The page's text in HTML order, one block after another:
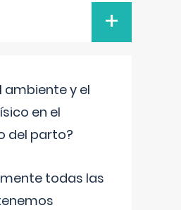
+
ambiente y el
en el
del parto?
todas las